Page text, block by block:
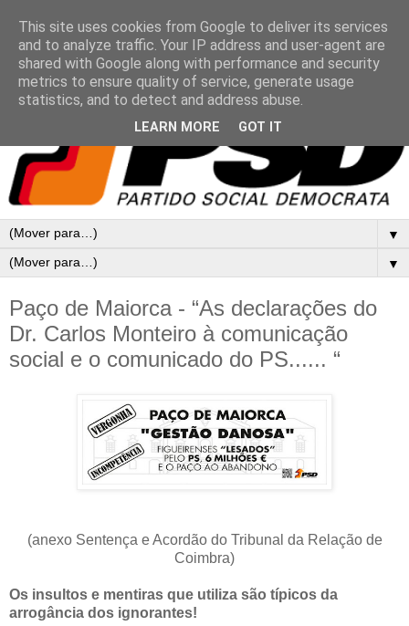
▼
▼
Paço de Maiorca - “As declarações do
Dr. Carlos Monteiro à comunicação
social e o comunicado do PS...... “
(anexo Sentença e Acordão do Tribunal da Relação de
Coimbra)
Os insultos e mentiras que utiliza são típicos da
arrogância dos ignorantes!
This site uses cookies from Google to deliver its services
and to analyze traffic. Your IP address and user-agent are
shared with Google along with performance and security
metrics to ensure quality of service, generate usage
statistics, and to detect and address abuse.
LEARN MORE GOT IT